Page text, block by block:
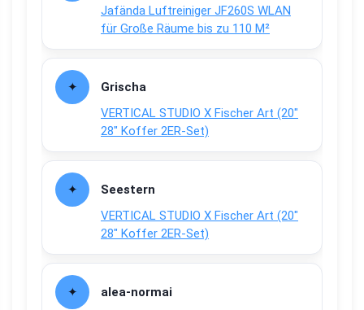
Jafända Luftreiniger JF260S WLAN
für Große Räume bis zu 110 M²
Grischa
VERTICAL STUDIO X Fischer Art (20″
28″ Koffer 2ER-Set)
Seestern
VERTICAL STUDIO X Fischer Art (20″
28″ Koffer 2ER-Set)
alea-normai